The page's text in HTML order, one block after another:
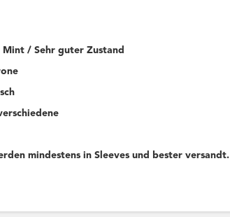
Mint / Sehr guter Zustand
mindestens in Sleeves und bester versandt.